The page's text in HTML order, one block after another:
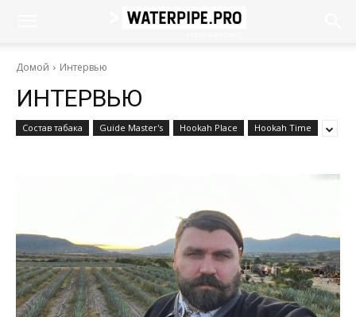
Домой Интервью
ИНТЕРВЬЮ
Cостав табака Guide Master's Hookah Place Hookah Time